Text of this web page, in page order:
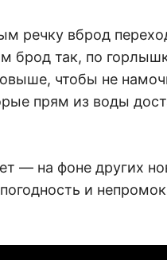
речку вброд
брод так, по
чтобы не
прям из воды
— на фоне других
и